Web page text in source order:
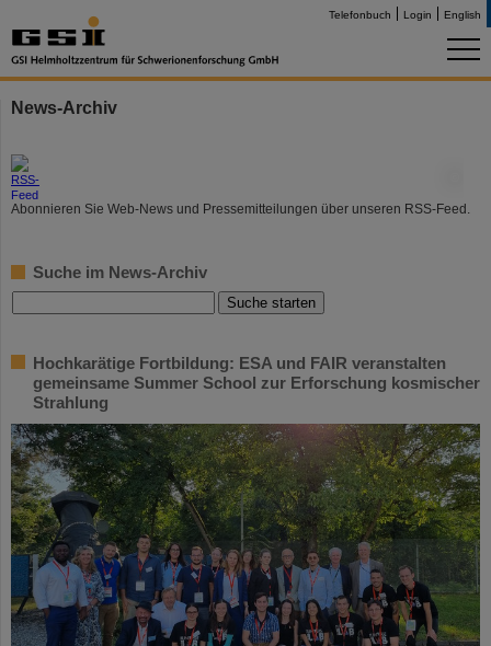
Telefonbuch Login English
News-Archiv
Abonnieren Sie Web-News und Pressemitteilungen über unseren RSS-Feed.
Suche im News-Archiv
Hochkarätige Fortbildung: ESA und FAIR veranstalten
gemeinsame Summer School zur Erforschung kosmischer
Strahlung